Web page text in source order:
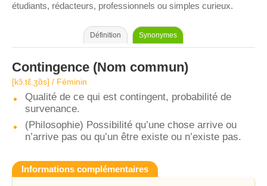
étudiants, rédacteurs, professionnels ou simples curieux.
Définition Synonymes
Contingence (Nom commun)
[kɔ̃.tɛ̃.ʒɑ̃s] / Féminin
Qualité de ce qui est contingent, probabilité de
survenance.
(Philosophie) Possibilité qu’une chose arrive ou
n’arrive pas ou qu’un être existe ou n’existe pas.
Informations complémentaires